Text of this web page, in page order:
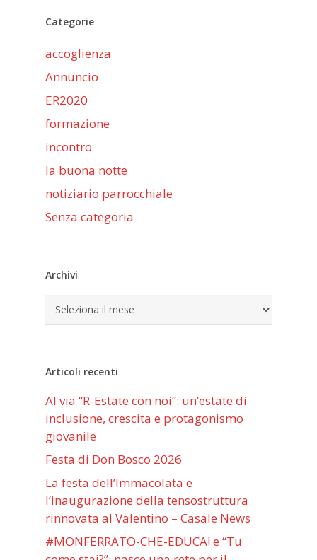
Categorie
accoglienza
Annuncio
ER2020
formazione
incontro
la buona notte
notiziario parrocchiale
Senza categoria
Archivi
Archivi
Articoli recenti
Al via “R-Estate con noi”: un’estate di
inclusione, crescita e protagonismo
giovanile
Festa di Don Bosco 2026
La festa dell’Immacolata e
l’inaugurazione della tensostruttura
rinnovata al Valentino – Casale News
#MONFERRATO-CHE-EDUCA! e “Tu